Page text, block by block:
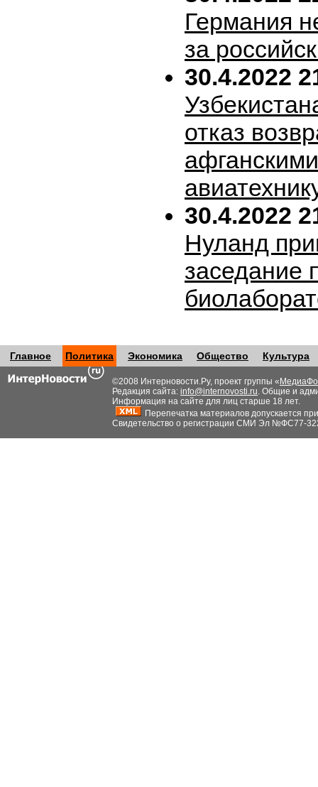
Германия
за
30.4.2022
отказ
30.4.2022
Нуланд
заседание
Главное Политика Экономика Общество Культура
©2008 Интерновости.Ру, проект группы «
Редакция сайта: info@internovosti.ru. Общие и
Информация на сайте для лиц старше 18 лет.
Перепечатка материалов допускается
Свидетельство о регистрации СМИ Эл №ФС77-